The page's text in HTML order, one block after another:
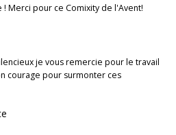
Merci pour ce Comixity de l'Avent!
je vous remercie pour le travail
courage pour surmonter ces